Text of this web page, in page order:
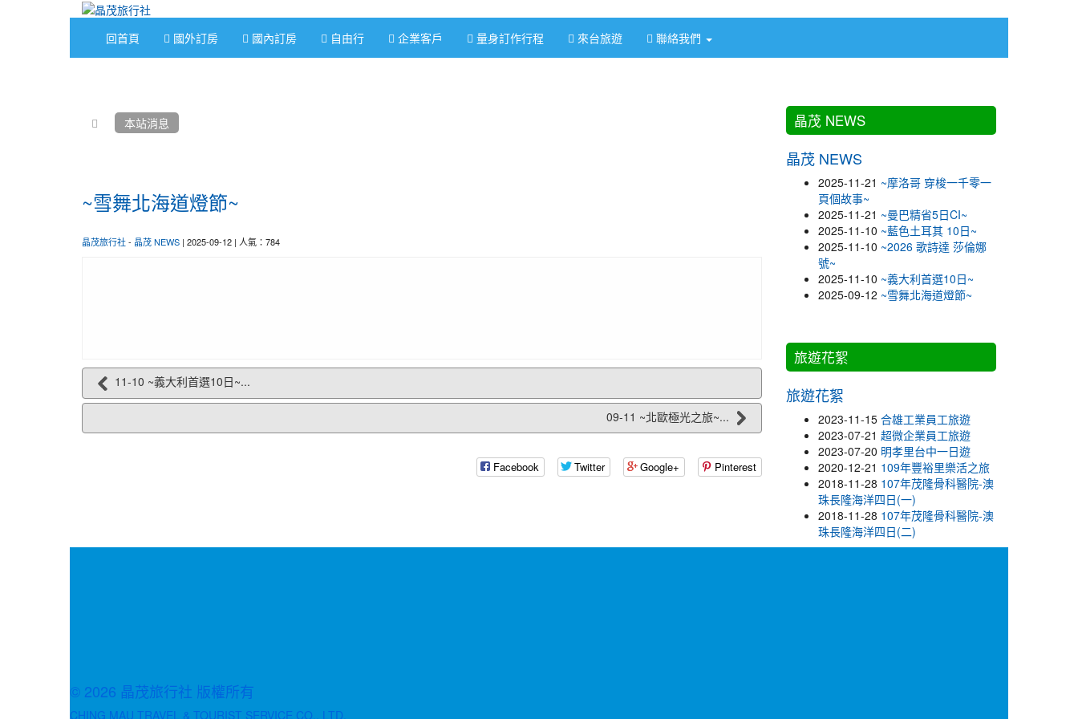
回首頁 國外訂房 國內訂房 自由行 企業客戶 量身訂作行程 來台旅遊 聯絡我們
本站消息
~雪舞北海道燈節~
晶茂旅行社- 晶茂 NEWS | 2025-09-12 | 人氣：784
11-10 ~義大利首選10日~...
09-11 ~北歐極光之旅~...
Facebook Twitter Google+ Pinterest
晶茂 NEWS
晶茂 NEWS
2025-11-21 ~摩洛哥 穿梭一千零一
頁個故事~
2025-11-21 ~曼巴精省5日CI~
2025-11-10 ~藍色土耳其 10日~
2025-11-10 ~2026 歌詩達 莎倫娜
號~
2025-11-10 ~義大利首選10日~
2025-09-12 ~雪舞北海道燈節~
旅遊花絮
旅遊花絮
2023-11-15 合雄工業員工旅遊
2023-07-21 超微企業員工旅遊
2023-07-20 明孝里台中一日遊
2020-12-21 109年豐裕里樂活之旅
2018-11-28 107年茂隆骨科醫院-澳
珠長隆海洋四日(一)
2018-11-28 107年茂隆骨科醫院-澳
珠長隆海洋四日(二)
© 2026 晶茂旅行社 版權所有
CHING MAU TRAVEL & TOURIST SERVICE CO., LTD.